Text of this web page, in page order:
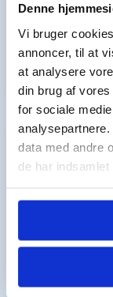
Denne
Vi bruger
annoncer, til at
at analysere
din brug af
for sociale
data med andre
de har indsamlet
Vi hjælper
4.